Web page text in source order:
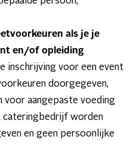
als je je
en/of opleiding
inschrijving voor een event
doorgegeven,
voor aangepaste voeding
cateringbedrijf worden
en geen persoonlijke